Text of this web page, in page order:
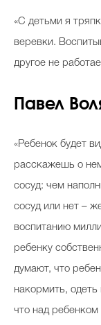
«С детьми я
веревки.
другое не
Павел
«Ребенок будет
расскажешь о
сосуд: чем
сосуд или нет –
воспитанию
ребенку
думают, что
накормить,
что над ребенком